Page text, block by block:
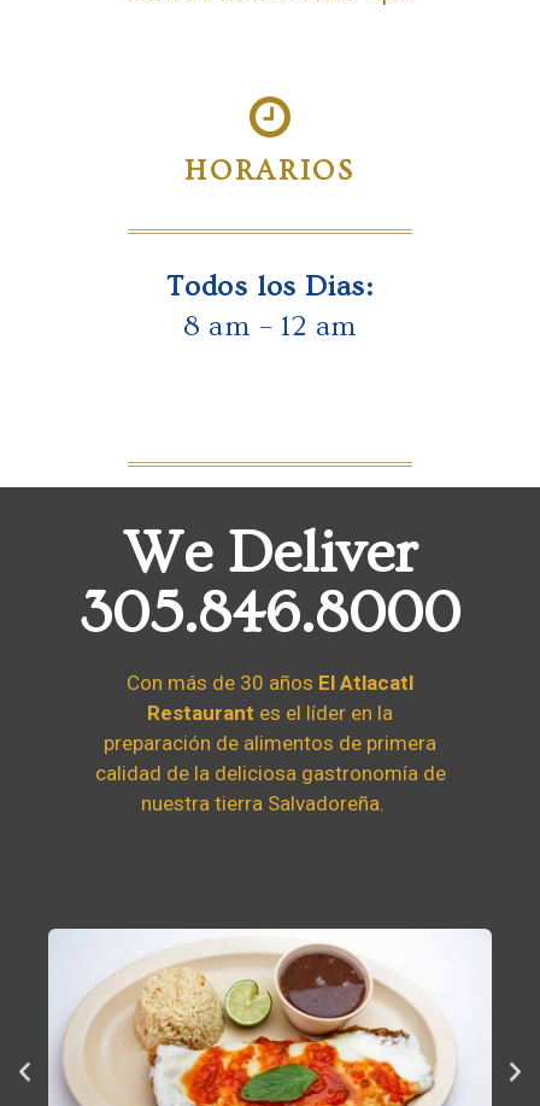
HORARIOS
Todos los Dias:
8 am – 12 am
We Deliver
305.846.8000
Con más de 30 años El Atlacatl
Restaurant es el líder en la
preparación de alimentos de primera
calidad de la deliciosa gastronomía de
nuestra tierra Salvadoreña.